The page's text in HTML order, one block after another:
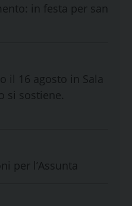
in festa per san
il 16 agosto in Sala
si sostiene.
per l’Assunta